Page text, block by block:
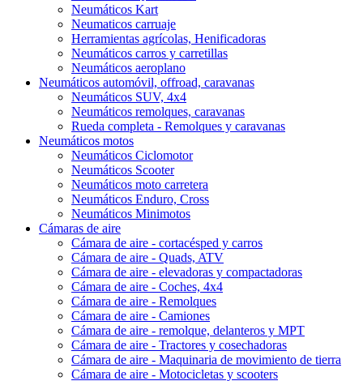
Neumáticos Kart
Neumaticos carruaje
Herramientas agrícolas, Henificadoras
Neumáticos carros y carretillas
Neumáticos aeroplano
Neumáticos automóvil, offroad, caravanas
Neumáticos SUV, 4x4
Neumáticos remolques, caravanas
Rueda completa - Remolques y caravanas
Neumáticos motos
Neumáticos Ciclomotor
Neumáticos Scooter
Neumáticos moto carretera
Neumáticos Enduro, Cross
Neumáticos Minimotos
Cámaras de aire
Cámara de aire - cortacésped y carros
Cámara de aire - Quads, ATV
Cámara de aire - elevadoras y compactadoras
Cámara de aire - Coches, 4x4
Cámara de aire - Remolques
Cámara de aire - Camiones
Cámara de aire - remolque, delanteros y MPT
Cámara de aire - Tractores y cosechadoras
Cámara de aire - Maquinaria de movimiento de tierra
Cámara de aire - Motocicletas y scooters